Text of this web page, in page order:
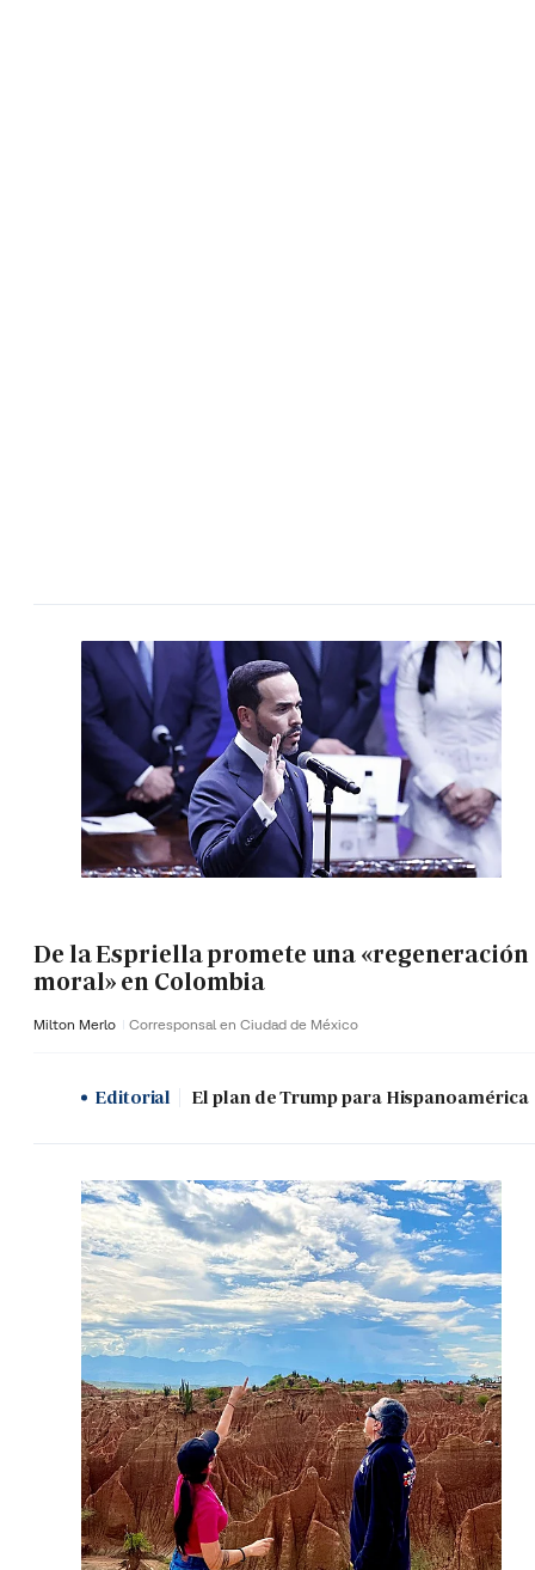
De la Espriella promete una «regeneración
moral» en Colombia
Milton Merlo Corresponsal en Ciudad de México
Editorial El plan de Trump para Hispanoamérica